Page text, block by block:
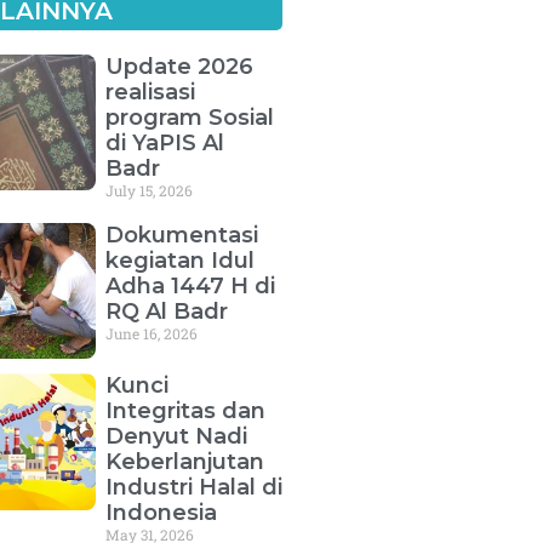
Update 2026
realisasi
program Sosial
di YaPIS Al
Badr
July 15, 2026
Dokumentasi
kegiatan Idul
Adha 1447 H di
RQ Al Badr
June 16, 2026
Kunci
Integritas dan
Denyut Nadi
Keberlanjutan
Industri Halal di
Indonesia
May 31, 2026